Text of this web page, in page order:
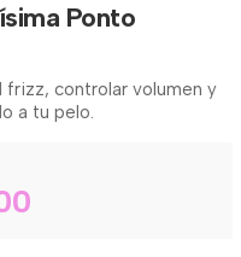
Ponto
frizz, controlar volumen y
a tu pelo.